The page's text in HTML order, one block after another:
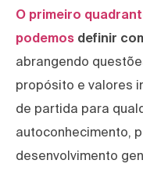
O primeiro
podemos definir
abrangendo
propósito e valores
de partida para
autoconhecimento,
desenvolvimento